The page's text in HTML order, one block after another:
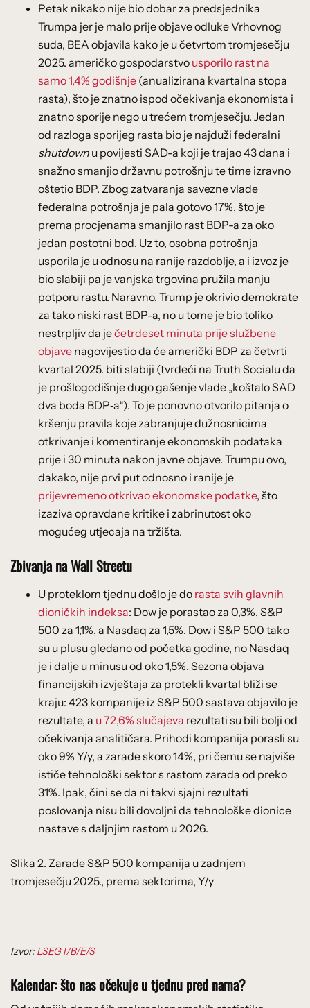
Petak nikako nije bio dobar za predsjednika
Trumpa jer je malo prije objave odluke Vrhovnog
suda, BEA objavila kako je u četvrtom tromjesečju
2025. američko gospodarstvo usporilo rast na
samo 1,4% godišnje (anualizirana kvartalna stopa
rasta), što je znatno ispod očekivanja ekonomista i
znatno sporije nego u trećem tromjesečju. Jedan
od razloga sporijeg rasta bio je najduži federalni
shutdown u povijesti SAD-a koji je trajao 43 dana i
snažno smanjio državnu potrošnju te time izravno
oštetio BDP. Zbog zatvaranja savezne vlade
federalna potrošnja je pala gotovo 17%, što je
prema procjenama smanjilo rast BDP-a za oko
jedan postotni bod. Uz to, osobna potrošnja
usporila je u odnosu na ranije razdoblje, a i izvoz je
bio slabiji pa je vanjska trgovina pružila manju
potporu rastu. Naravno, Trump je okrivio demokrate
za tako niski rast BDP-a, no u tome je bio toliko
nestrpljiv da ječetrdeset minuta prije službene
objave nagovijestio da će američki BDP za četvrti
kvartal 2025. biti slabiji (tvrdeći na Truth Socialu da
je prošlogodišnje dugo gašenje vlade „koštalo SAD
dva boda BDP‑a“). To je ponovno otvorilo pitanja o
kršenju pravila koje zabranjuje dužnosnicima
otkrivanje i komentiranje ekonomskih podataka
prije i 30 minuta nakon javne objave. Trumpu ovo,
dakako, nije prvi put odnosno i ranije je
prijevremeno otkrivao ekonomske podatke, što
izaziva opravdane kritike i zabrinutost oko
mogućeg utjecaja na tržišta.
Zbivanja na Wall Streetu
U proteklom tjednu došlo je do rasta svih glavnih
dioničkih indeksa: Dow je porastao za 0,3%, S&P
500 za 1,1%, a Nasdaq za 1,5%. Dow i S&P 500 tako
su u plusu gledano od početka godine, no Nasdaq
je i dalje u minusu od oko 1,5%. Sezona objava
financijskih izvještaja za protekli kvartal bliži se
kraju: 423 kompanije iz S&P 500 sastava objavilo je
rezultate, a u 72,6% slučajeva rezultati su bili bolji od
očekivanja analitičara. Prihodi kompanija porasli su
oko 9% Y/y, a zarade skoro 14%, pri čemu se najviše
ističe tehnološki sektor s rastom zarada od preko
31%. Ipak, čini se da ni takvi sjajni rezultati
poslovanja nisu bili dovoljni da tehnološke dionice
nastave s daljnjim rastom u 2026.
Slika 2. Zarade S&P 500 kompanija u zadnjem
tromjesečju 2025., prema sektorima, Y/y
Izvor: LSEG I/B/E/S
Kalendar: što nas očekuje u tjednu pred nama?